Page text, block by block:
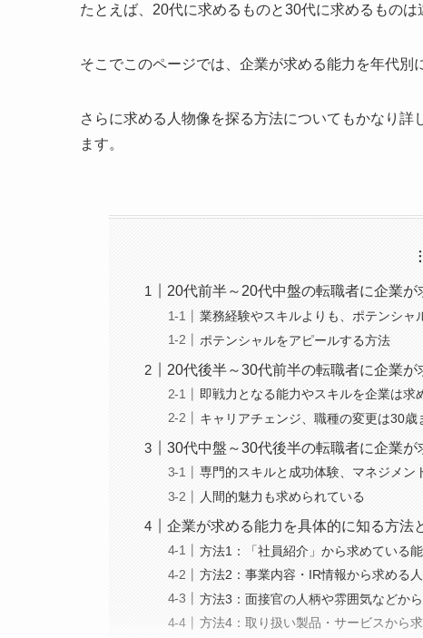
たとえば、20代に求めるものと30代に求めるものは
そこでこのページでは、企業が求める能力を年代別
さらに求める人物像を探る方法についてもかなり
ます。
20代前半～20代中盤の転職者に企業が
業務経験やスキルよりも、ポテンシャ
ポテンシャルをアピールする方法
20代後半～30代前半の転職者に企業が
即戦力となる能力やスキルを企業は求
キャリアチェンジ、職種の変更は30歳
30代中盤～30代後半の転職者に企業が
専門的スキルと成功体験、マネジメン
人間的魅力も求められている
企業が求める能力を具体的に知る方法
方法1：「社員紹介」から求めている
方法2：事業内容・IR情報から求める
方法3：面接官の人柄や雰囲気などか
方法4：取り扱い製品・サービスから